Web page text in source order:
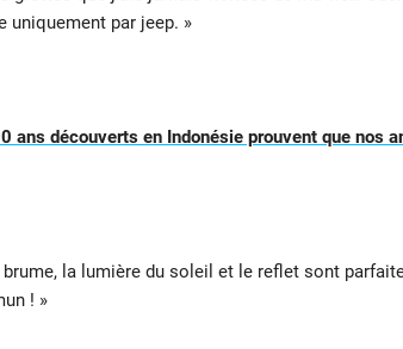
par jeep. »
ans découverts en Indonésie prouvent que nos
brume, la lumière du soleil et le reflet sont
! »